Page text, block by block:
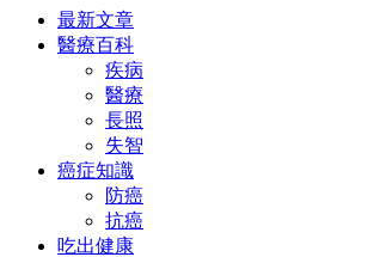
最新文章
醫療百科
疾病
醫療
長照
失智
癌症知識
防癌
抗癌
吃出健康